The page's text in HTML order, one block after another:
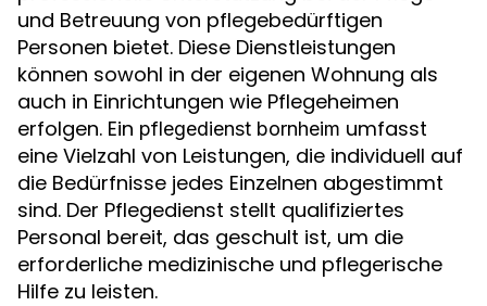
und Betreuung von pflegebedürftigen
Personen bietet. Diese Dienstleistungen
können sowohl in der eigenen Wohnung als
auch in Einrichtungen wie Pflegeheimen
erfolgen. Ein pflegedienst bornheim umfasst
eine Vielzahl von Leistungen, die individuell auf
die Bedürfnisse jedes Einzelnen abgestimmt
sind. Der Pflegedienst stellt qualifiziertes
Personal bereit, das geschult ist, um die
erforderliche medizinische und pflegerische
Hilfe zu leisten.